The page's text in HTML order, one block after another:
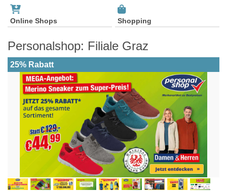
Online Shops Shopping
Personalshop: Filiale Graz
25% Rabatt